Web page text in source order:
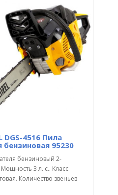
DGS-4516 Пила
бензиновая 95230
бензиновый 2-
3 л. с.. Класс
Количество звеньев